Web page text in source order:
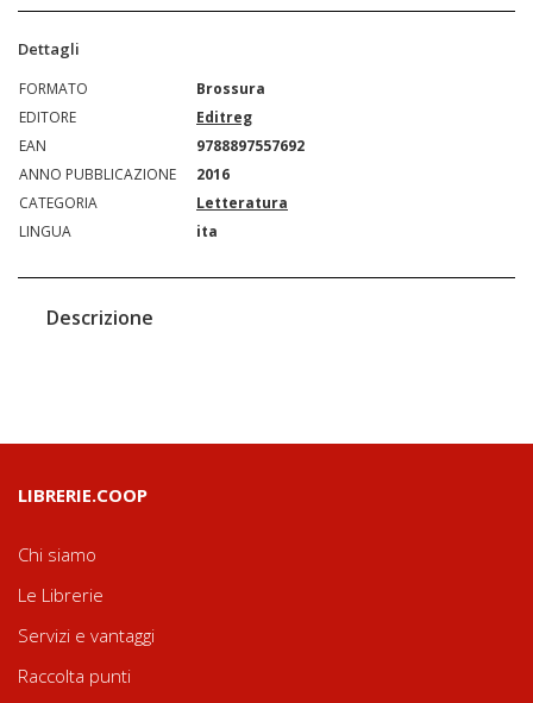
Dettagli
FORMATO
Brossura
EDITORE
Editreg
EAN
9788897557692
ANNO PUBBLICAZIONE
2016
CATEGORIA
Letteratura
LINGUA
ita
Descrizione
LIBRERIE.COOP
Chi siamo
Le Librerie
Servizi e vantaggi
Raccolta punti